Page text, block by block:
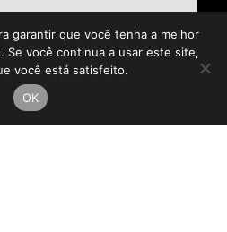
garantir que você tenha a melhor
Se você continua a usar este site,
você está satisfeito.
OK